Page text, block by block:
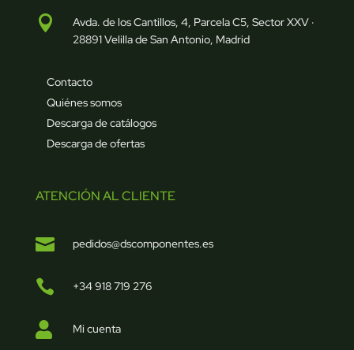

Avda. de los Cantillos, 4, Parcela C5, Sector XXV ·
28891 Velilla de San Antonio, Madrid
Contacto
Quiénes somos
Descarga de catálogos
Descarga de ofertas
ATENCIÓN AL CLIENTE
 pedidos@dscomponentes.es
 +34 918 719 276
 Mi cuenta